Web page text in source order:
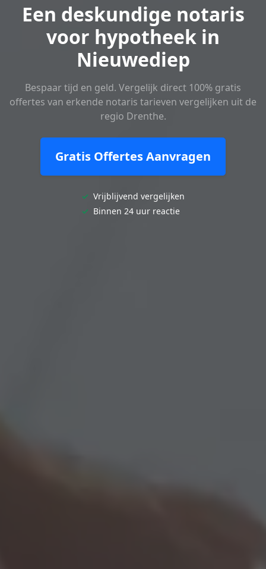
Een deskundige notaris
voor hypotheek in
Nieuwediep
Bespaar tijd en geld. Vergelijk direct 100% gratis
offertes van erkende notaris tarieven vergelijken uit de
regio Drenthe.
Gratis Offertes Aanvragen
✓ Vrijblijvend vergelijken
✓ Binnen 24 uur reactie